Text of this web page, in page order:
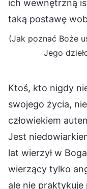
ich wewnętrzną
taką postawę
(Jak poznać Boże
Jego
Ktoś, kto nigdy
swojego życia,
człowiekiem
Jest
lat wierzył w
wierzący tylko
ale nie